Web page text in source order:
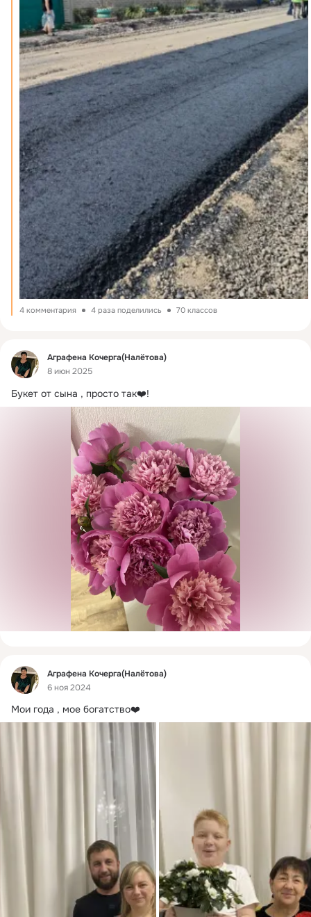
4 комментария 4 раза поделились 70 классов
Фид
Аграфена Кочерга(Налётова)
8 июн 2025
Букет от сына , просто так❤️!
Фид
Аграфена Кочерга(Налётова)
6 ноя 2024
Мои года , мое богатство❤️